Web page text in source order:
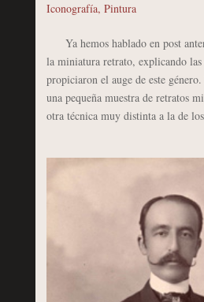
Iconografía, Pintura
Ya hemos hablado en post
la miniatura retrato, explicando las
propiciaron el auge de este
una pequeña muestra de retratos
otra técnica muy distinta a la de